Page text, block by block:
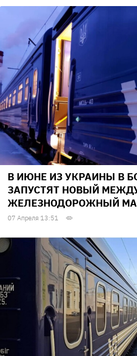
В ИЮНЕ ИЗ УКРАИНЫ В
ЗАПУСТЯТ НОВЫЙ
ЖЕЛЕЗНОДОРОЖНЫЙ
07 Апреля 13:51